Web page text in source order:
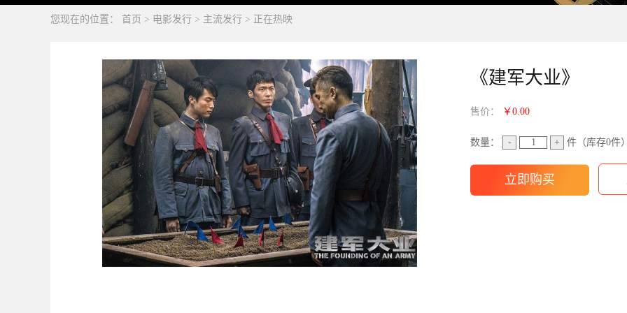
您现在的位置： 首页 > 电影发行 > 主流发行 > 正在热映
《建军大业》
售价： ￥0.00
数量： - + 件（库存0件